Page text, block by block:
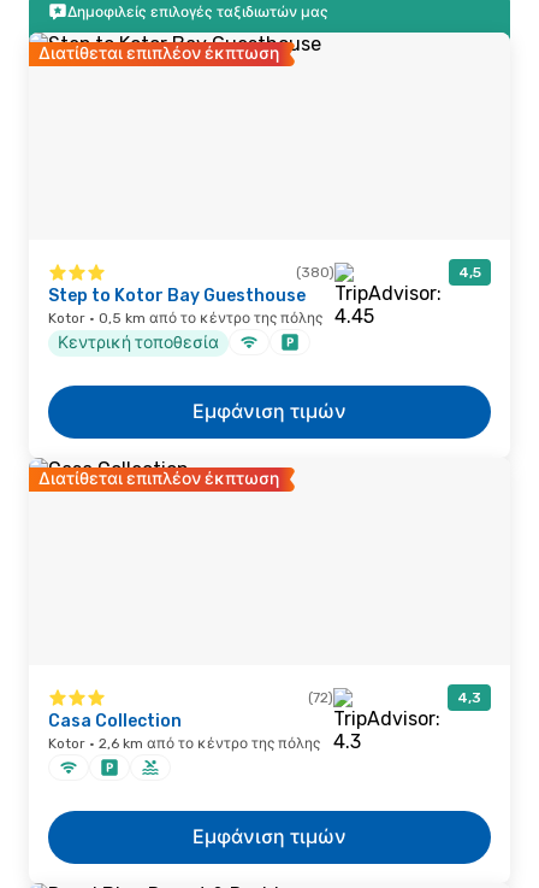
Δημοφιλείς επιλογές ταξιδιωτών μας
Διατίθεται επιπλέον έκπτωση
(380) 4,5
Step to Kotor Bay Guesthouse
Kotor · 0,5 km από το κέντρο της πόλης
Κεντρική τοποθεσία
Εμφάνιση τιμών
Διατίθεται επιπλέον έκπτωση
(72) 4,3
Casa Collection
Kotor · 2,6 km από το κέντρο της πόλης
Εμφάνιση τιμών